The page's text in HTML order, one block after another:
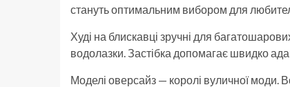
стануть оптимальним вибором для
Худі на блискавці зручні для
водолазки. Застібка допомагає швидко
Моделі оверсайз — королі вуличної моди.